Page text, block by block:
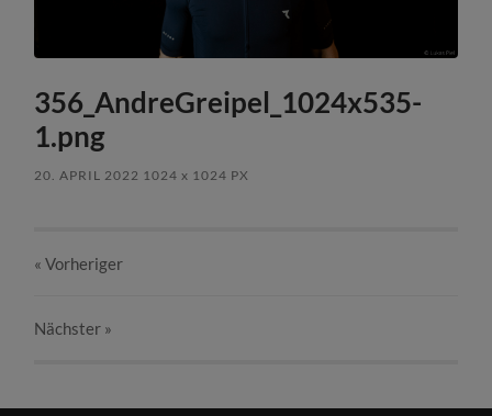
356_AndreGreipel_1024x535-
1.png
20. APRIL 2022 1024x 1024 PX
« Vorheriger
Nächster »